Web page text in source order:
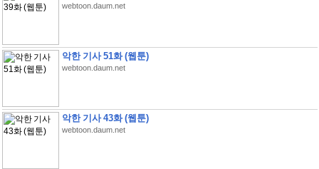
webtoon.daum.net
악한 기사 51화 (웹툰)
webtoon.daum.net
악한 기사 43화 (웹툰)
webtoon.daum.net